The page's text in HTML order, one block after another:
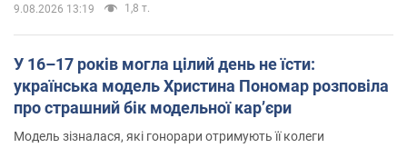
9.08.2026 13:19 1,8 т.
У 16–17 років могла цілий день не їсти:
українська модель Христина Пономар розповіла
про страшний бік модельної кар’єри
Модель зізналася, які гонорари отримують її колеги